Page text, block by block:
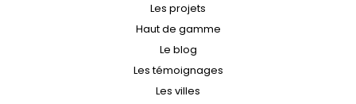
Les projets
Haut de gamme
Le blog
Les témoignages
Les villes